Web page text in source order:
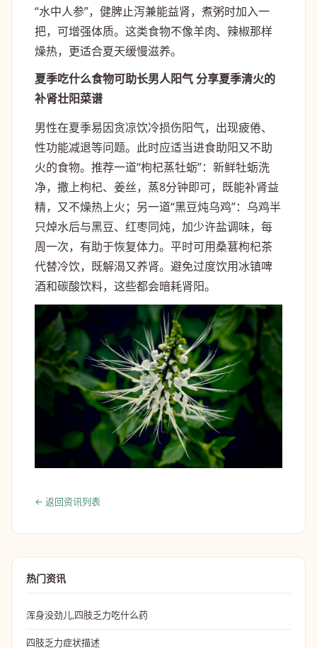
“水中人参”，健脾止泻兼能益肾，煮粥时加入一
把，可增强体质。这类食物不像羊肉、辣椒那样
燥热，更适合夏天缓慢滋养。
夏季吃什么食物可助长男人阳气 分享夏季清火的
补肾壮阳菜谱
男性在夏季易因贪凉饮冷损伤阳气，出现疲倦、
性功能减退等问题。此时应适当进食助阳又不助
火的食物。推荐一道“枸杞蒸牡蛎”：新鲜牡蛎洗
净，撒上枸杞、姜丝，蒸8分钟即可，既能补肾益
精，又不燥热上火；另一道“黑豆炖乌鸡”：乌鸡半
只焯水后与黑豆、红枣同炖，加少许盐调味，每
周一次，有助于恢复体力。平时可用桑葚枸杞茶
代替冷饮，既解渴又养肾。避免过度饮用冰镇啤
酒和碳酸饮料，这些都会暗耗肾阳。
← 返回资讯列表
热门资讯
浑身没劲儿,四肢乏力吃什么药
四肢乏力症状描述